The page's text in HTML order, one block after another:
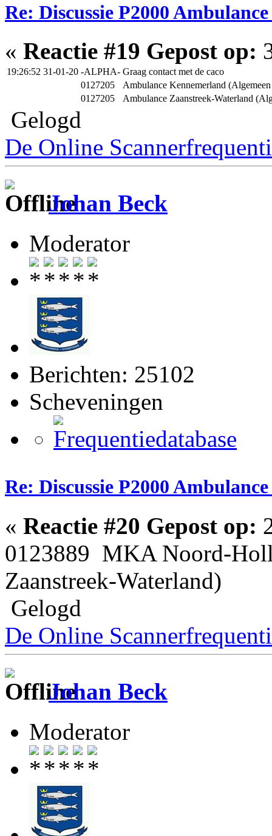
Re: Discussie P2000
« Reactie #19 Gepost op:
19:26:52 31-01-20 -ALPHA- Graag contact met de caco
0127205
Ambulance Kennemerland
0127205
Ambulance Zaanstreek-Waterland
Gelogd
De Online
Johan Beck
Moderator
Berichten: 25102
Scheveningen
Re: Discussie P2000
« Reactie #20 Gepost op:
0123889 MKA Noord-
Zaanstreek-Waterland)
Gelogd
De Online
Johan Beck
Moderator